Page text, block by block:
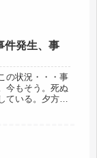
件発生、事
の状況・・・事
今もそう。死ぬ
ている。夕方ま